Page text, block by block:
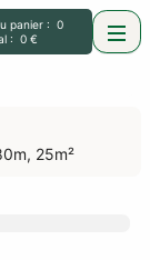
panier :0
:0 €
25m²